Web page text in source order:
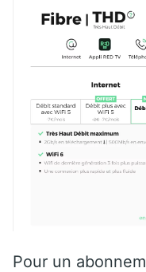
Pour un